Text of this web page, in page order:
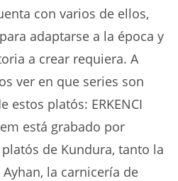
con varios de ellos,
adaptarse a la época y
a crear requiera. A
ver en que series son
estos platós: ERKENCI
está grabado por
de Kundura, tanto la
la carnicería de